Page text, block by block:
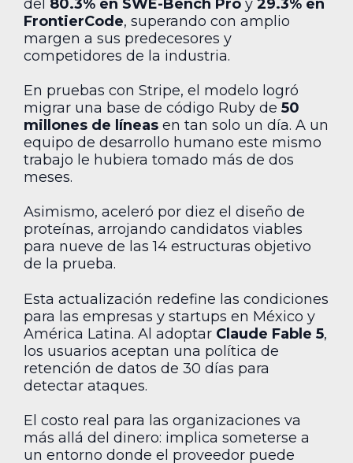
del 80.3% en SWE-Bench Pro y 29.3% en
FrontierCode, superando con amplio
margen a sus predecesores y
competidores de la industria.
En pruebas con Stripe, el modelo logró
migrar una base de código Ruby de 50
millones de líneas en tan solo un día. A un
equipo de desarrollo humano este mismo
trabajo le hubiera tomado más de dos
meses.
Asimismo, aceleró por diez el diseño de
proteínas, arrojando candidatos viables
para nueve de las 14 estructuras objetivo
de la prueba.
Esta actualización redefine las condiciones
para las empresas y startups en México y
América Latina. Al adoptar Claude Fable 5,
los usuarios aceptan una política de
retención de datos de 30 días para
detectar ataques.
El costo real para las organizaciones va
más allá del dinero: implica someterse a
un entorno donde el proveedor puede